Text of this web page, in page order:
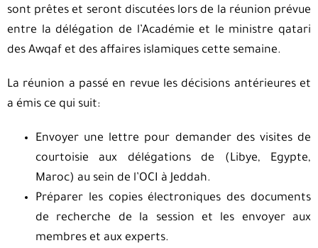
sont prêtes et seront discutées lors de la réunion prévue
entre la délégation de l’Académie et le ministre qatari
des Awqaf et des affaires islamiques cette semaine.
La réunion a passé en revue les décisions antérieures et
a émis ce qui suit:
Envoyer une lettre pour demander des visites de
courtoisie aux délégations de (Libye, Egypte,
Maroc) au sein de l’OCI à Jeddah.
Préparer les copies électroniques des documents
de recherche de la session et les envoyer aux
membres et aux experts.